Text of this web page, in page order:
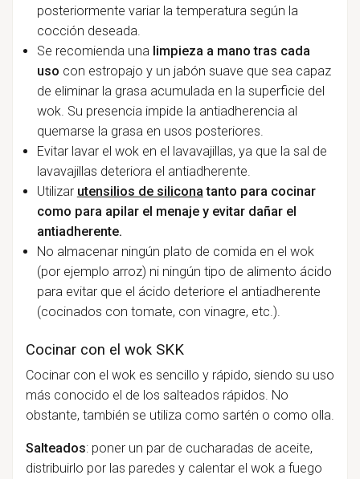
posteriormente variar la temperatura según la
cocción deseada.
Se recomienda una limpieza a mano tras cada
uso con estropajo y un jabón suave que sea capaz
de eliminar la grasa acumulada en la superficie del
wok. Su presencia impide la antiadherencia al
quemarse la grasa en usos posteriores.
Evitar lavar el wok en el lavavajillas, ya que la sal de
lavavajillas deteriora el antiadherente.
Utilizar utensilios de silicona tanto para cocinar
como para apilar el menaje y evitar dañar el
antiadherente.
No almacenar ningún plato de comida en el wok
(por ejemplo arroz) ni ningún tipo de alimento ácido
para evitar que el ácido deteriore el antiadherente
(cocinados con tomate, con vinagre, etc.).
Cocinar con el wok SKK
Cocinar con el wok es sencillo y rápido, siendo su uso
más conocido el de los salteados rápidos. No
obstante, también se utiliza como sartén o como olla.
Salteados: poner un par de cucharadas de aceite,
distribuirlo por las paredes y calentar el wok a fuego